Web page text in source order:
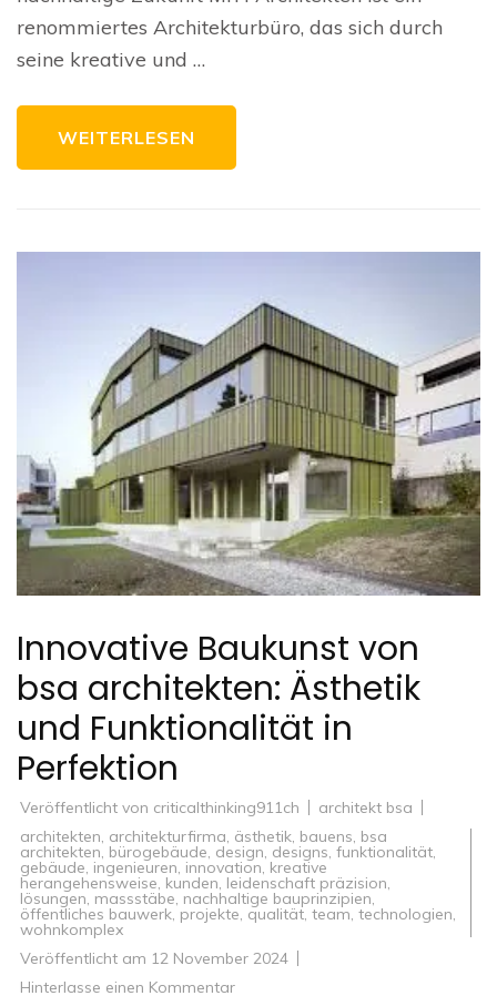
Vision
renommiertes Architekturbüro, das sich durch
seine kreative und …
WEITERLESEN
Innovative Baukunst von
bsa architekten: Ästhetik
und Funktionalität in
Perfektion
Veröffentlicht von criticalthinking911ch
architekt bsa
architekten architekturfirma ästhetik bauens bsa
architekten bürogebäude design designs funktionalität
gebäude ingenieuren innovation kreative
herangehensweise kunden leidenschaft präzision
lösungen massstäbe nachhaltige bauprinzipien
öffentliches bauwerk projekte qualität team technologien
wohnkomplex
Veröffentlicht am 12 November 2024
Hinterlasse einen Kommentarzu